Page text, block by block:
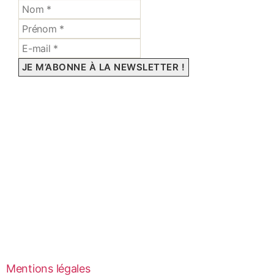
Mentions légales